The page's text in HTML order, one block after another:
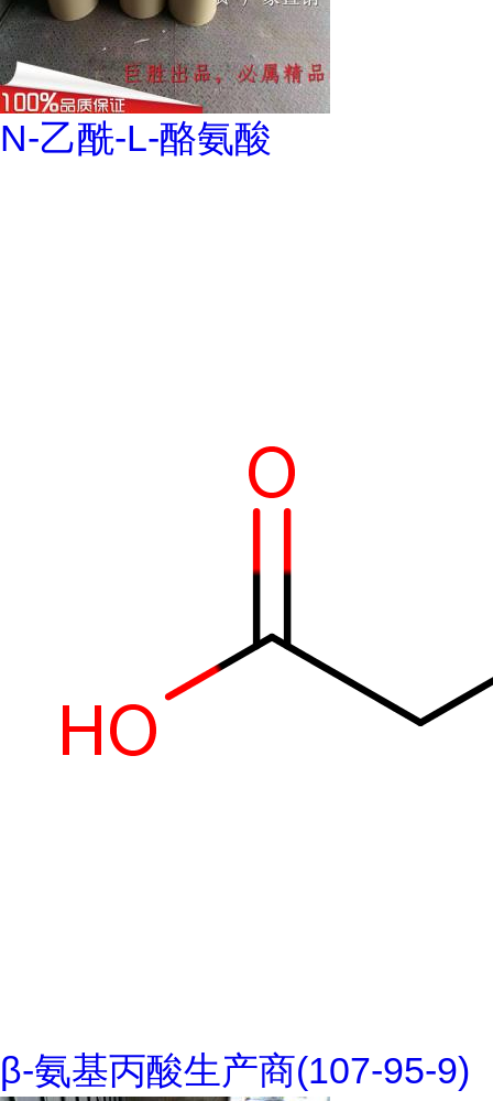
N-乙酰-L-酪氨酸
β-氨基丙酸生产商(107-95-9)